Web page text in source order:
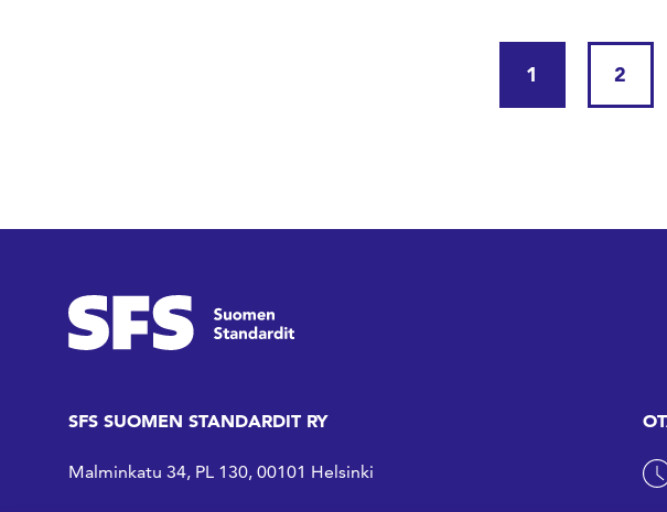
1 2
SFS SUOMEN STANDARDIT RY
Malminkatu 34, PL 130, 00101 Helsinki